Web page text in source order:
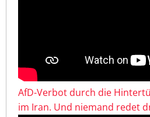
AfD-Verbot durch die
im Iran. Und niemand redet